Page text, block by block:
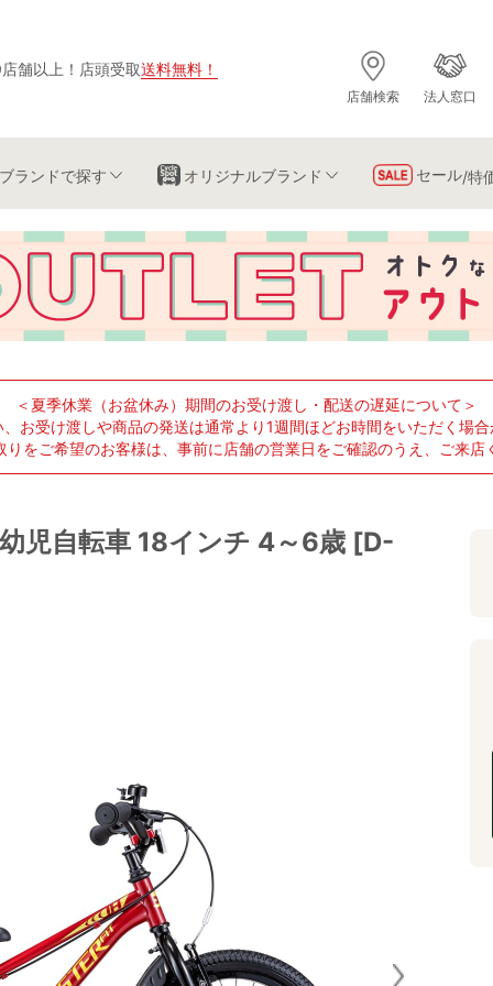
舗以上 ！ 店頭受取送料無料 ！
店舗検索 法人窓口
ランドで探す オリジナルブランド セール/特
＜夏季休業（お盆休み）期間のお受け渡し・配送の遅延について＞
お受け渡しや商品の発送は通常より1週間ほどお時間をいただく場
りをご希望のお客様は、事前に店舗の営業日をご確認のうえ、ご来店
児自転車 18インチ 4～6歳 [D-